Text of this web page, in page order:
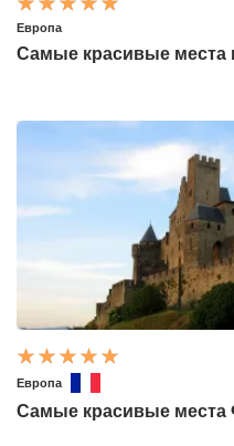
Европа
Самые красивые места
Европа
Самые красивые места